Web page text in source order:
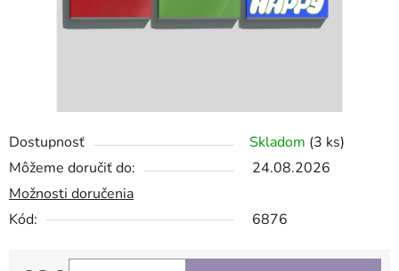
Dostupnosť Skladom (3 ks)
Môžeme doručiť do:
24.08.2026
Možnosti doručenia
Kód:
6876